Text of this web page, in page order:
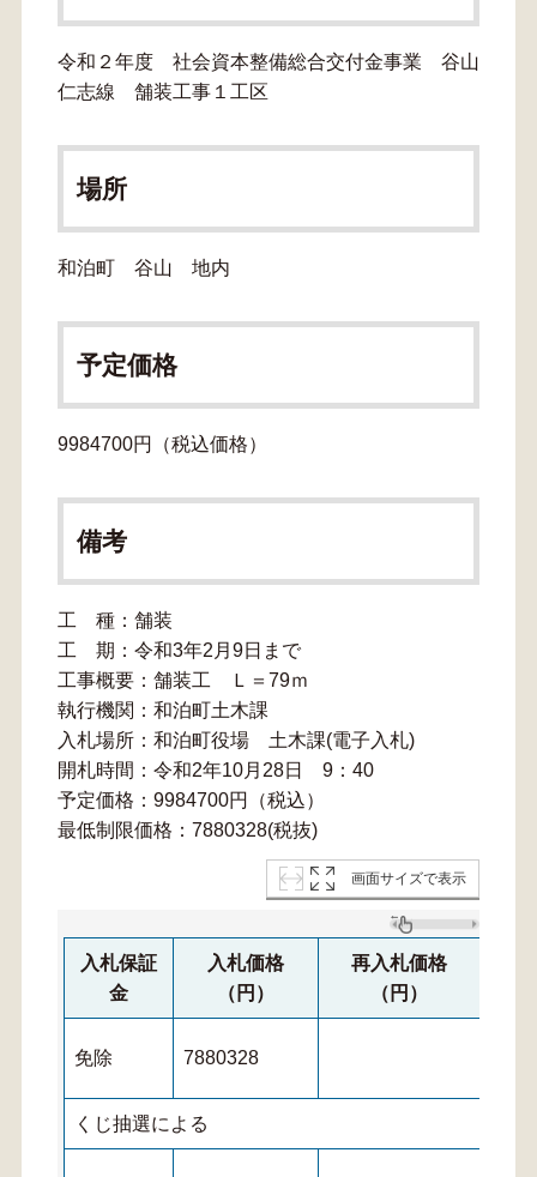
令和２年度 社会資本整備総合交付金事業 谷山
仁志線 舗装工事１工区
場所
和泊町 谷山 地内
予定価格
9984700円（税込価格）
備考
工 種：舗装
工 期：令和3年2月9日まで
工事概要：舗装工 Ｌ＝79ｍ
執行機関：和泊町土木課
入札場所：和泊町役場 土木課(電子入札)
開札時間：令和2年10月28日 9：40
予定価格：9984700円（税込）
最低制限価格：7880328(税抜)
画面サイズで表示
入札保証
金
入札価格
（円）
再入札価格
（円）
免除 7880328
くじ抽選による